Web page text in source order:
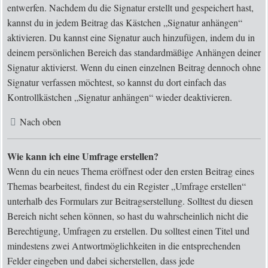
entwerfen. Nachdem du die Signatur erstellt und gespeichert hast,
kannst du in jedem Beitrag das Kästchen „Signatur anhängen“
aktivieren. Du kannst eine Signatur auch hinzufügen, indem du in
deinem persönlichen Bereich das standardmäßige Anhängen deiner
Signatur aktivierst. Wenn du einen einzelnen Beitrag dennoch ohne
Signatur verfassen möchtest, so kannst du dort einfach das
Kontrollkästchen „Signatur anhängen“ wieder deaktivieren.
Nach oben
Wie kann ich eine Umfrage erstellen?
Wenn du ein neues Thema eröffnest oder den ersten Beitrag eines
Themas bearbeitest, findest du ein Register „Umfrage erstellen“
unterhalb des Formulars zur Beitragserstellung. Solltest du diesen
Bereich nicht sehen können, so hast du wahrscheinlich nicht die
Berechtigung, Umfragen zu erstellen. Du solltest einen Titel und
mindestens zwei Antwortmöglichkeiten in die entsprechenden
Felder eingeben und dabei sicherstellen, dass jede